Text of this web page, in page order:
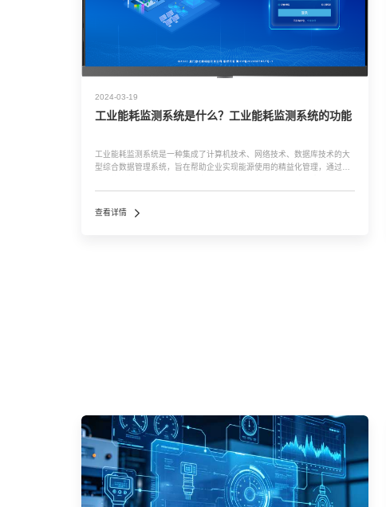
2024-03-19
工业能耗监测系统是什么？工业能耗监测系统的功能
工业能耗监测系统是一种集成了计算机技术、网络技术、数据库技术的大
型综合数据管理系统，旨在帮助企业实现能源使用的精益化管理，通过实
到节能降耗的目的。系统通常基于工业物联网系统、无线通讯等技术构
查看详情